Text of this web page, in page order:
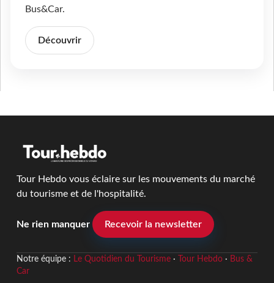
Bus&Car.
Découvrir
Tour Hebdo vous éclaire sur les mouvements du marché
du tourisme et de l'hospitalité.
Ne rien manquer Recevoir la newsletter
Notre équipe : Le Quotidien du Tourisme· Tour Hebdo· Bus &
Car